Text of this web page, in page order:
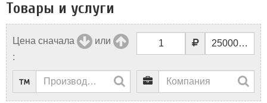
Товары и услуги
Цена сначала
или
: